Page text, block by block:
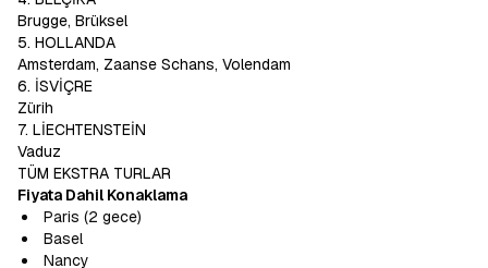
Brugge, Brüksel
5. HOLLANDA
Amsterdam, Zaanse Schans, Volendam
6. İSVİÇRE
Zürih
7. LİECHTENSTEİN
Vaduz
TÜM EKSTRA TURLAR
Fiyata Dahil Konaklama
Paris (2 gece)
Basel
Nancy